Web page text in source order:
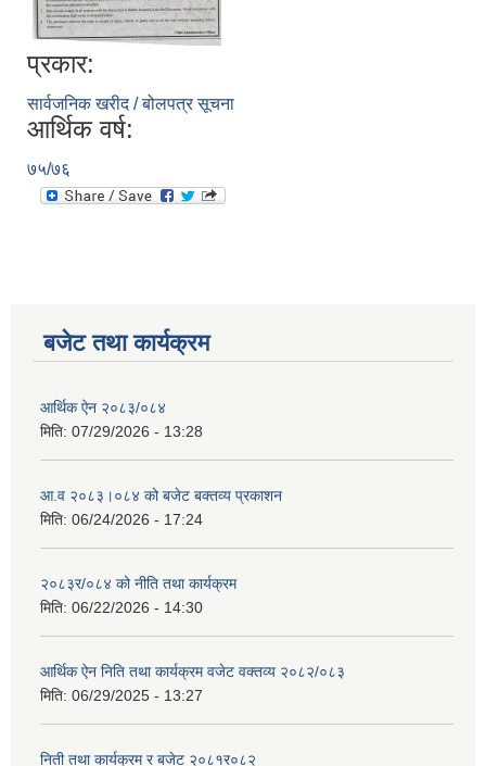
प्रकार:
सार्वजनिक खरीद / बोलपत्र सूचना
आर्थिक वर्ष:
७५/७६
बजेट तथा कार्यक्रम
आर्थिक ऐन २०८३/०८४
मिति: 07/29/2026 - 13:28
आ.व २०८३।०८४ को बजेट बक्तव्य प्रकाशन
मिति: 06/24/2026 - 17:24
२०८३र/०८४ को नीति तथा कार्यक्रम
मिति: 06/22/2026 - 14:30
आर्थिक ऐन निति तथा कार्यक्रम वजेट वक्तव्य २०८२/०८३
मिति: 06/29/2025 - 13:27
निती तथा कार्यक्रम र बजेट २०८१र०८२